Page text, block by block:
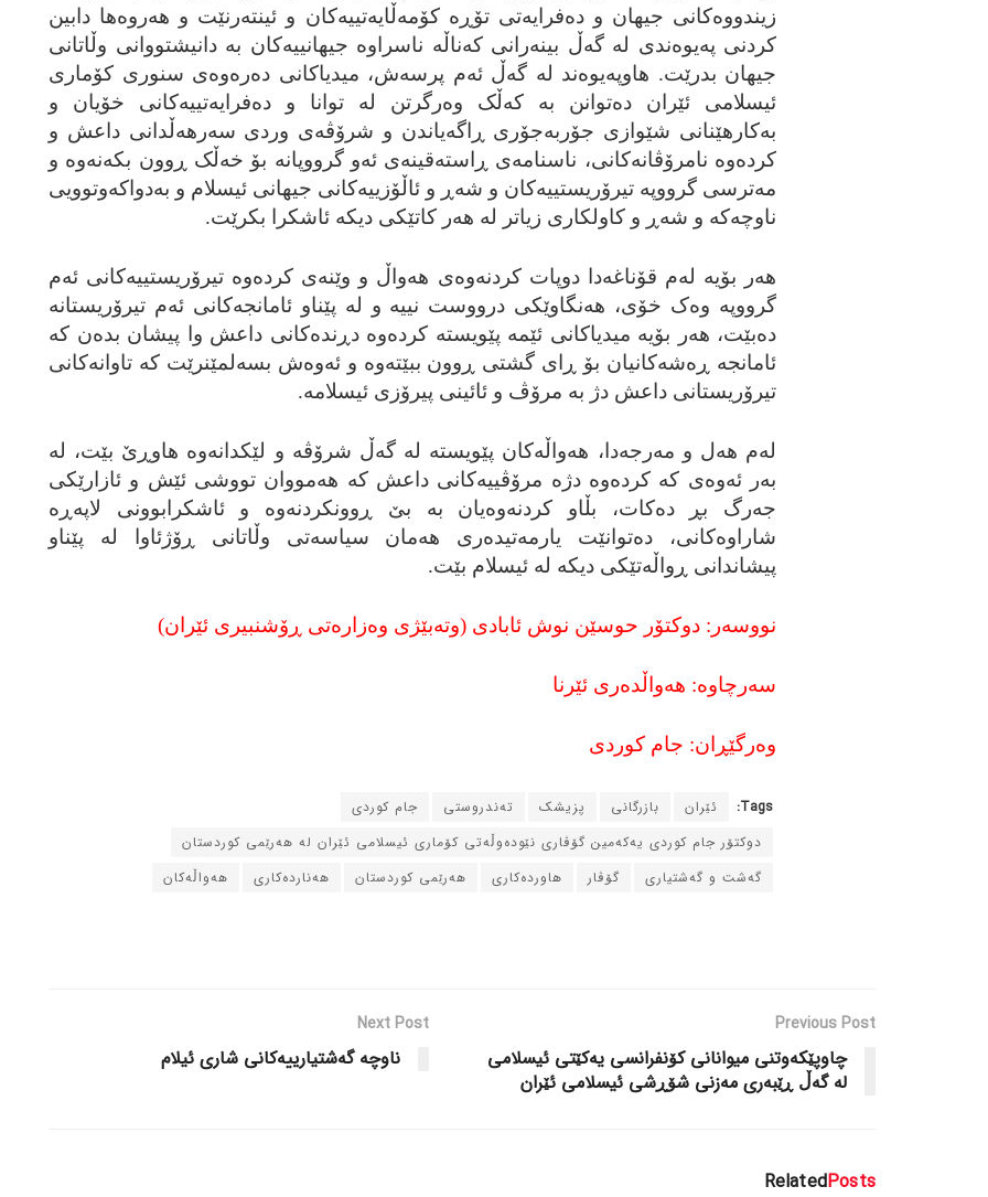
زیندووه‌کانی جیهان و ده‌فرایه‌تی تۆڕه‌ کۆمه‌ڵایه‌تییه‌کان و ئینته‌رنێت و هه‌روه‌ها دابین
کردنی په‌یوه‌ندی له‌ گه‌ڵ بینه‌رانی که‌ناڵه‌ ناسراوه‌ جیهانییه‌کان به‌ دانیشتووانی وڵاتانی
جیهان بدرێت. هاوپه‌یوه‌ند له‌ گه‌ڵ ئه‌م پرسه‌ش، میدیاکانی ده‌ره‌وه‌ی سنوری کۆماری
ئیسلامی ئێران ده‌توانن به‌ که‌ڵک وه‌رگرتن له‌ توانا و ده‌فرایه‌تییه‌کانی خۆیان و
به‌کارهێنانی شێوازی جۆربه‌جۆری ڕاگه‌یاندن و شرۆڤه‌ی وردی سه‌رهه‌ڵدانی داعش و
کرده‌وه‌ نامرۆڤانه‌کانی، ناسنامه‌ی ڕاسته‌قینه‌ی ئه‌و گرووپانه‌ بۆ خه‌ڵک ڕوون بکه‌نه‌وه‌‌ و
مه‌ترسی گرووپه‌ تیرۆریستییه‌کان و شه‌ڕ و ئاڵۆزییه‌کانی جیهانی ئیسلام و به‌دواکه‌وتوویی
ناوچه‌که‌ و شه‌ڕ و کاولکاری زیاتر له‌ هه‌ر کاتێکی دیکه‌ ئاشکرا بکرێت.
هه‌ر بۆیه‌ له‌م قۆناغه‌دا دوپات کردنه‌وه‌ی هه‌واڵ و وێنه‌ی کرده‌وه‌ تیرۆریستییه‌کانی ئه‌م
گرووپه‌ وه‌ک خۆی، هه‌نگاوێکی درووست نییه‌ و له‌ پێناو ئامانجه‌کانی ئه‌م تیرۆریستانه‌
ده‌بێت، هه‌ر بۆیه‌ میدیاکانی ئێمه‌ پێویسته‌ کرده‌وه‌ دڕنده‌کانی داعش وا پیشان بده‌ن که‌
ئامانجه‌ ڕه‌شه‌کانیان بۆ ڕای گشتی ڕوون ببێته‌وه‌ و ئه‌وه‌ش بسه‌لمێنرێت که‌ تاوانه‌کانی
تیرۆریستانی داعش دژ به‌ مرۆڤ و ئائینی پیرۆزی ئیسلامه‌.
له‌م هه‌ل و مه‌رجه‌دا، هه‌واڵه‌کان پێویسته‌ له‌ گه‌ڵ شرۆڤه‌ و لێکدانه‌وه‌ هاوڕێ بێت، له‌
به‌ر ئه‌وه‌ی که‌ کرده‌وه‌ دژه‌ مرۆڤییه‌کانی داعش که‌ هه‌مووان تووشی ئێش و ئازارێکی
جه‌رگ بڕ ده‌کات، بڵاو کردنه‌وه‌یان به‌ بێ ڕوونکردنه‌وه‌ و ئاشکرابوونی لاپه‌ڕه‌
شاراوه‌کانی، ده‌توانێت یارمه‌تیده‌ری هه‌مان سیاسه‌تی وڵاتانی ڕۆژئاوا له‌ پێناو
پیشاندانی ڕواڵه‌تێکی دیکه‌ له‌ ئیسلام بێت.
نووسه‌ر: دوکتۆر حوسێن نوش ئابادی (وته‌بێژی وه‌زاره‌تی ڕۆشنبیری ئێران)
سه‌رچاوه‌: هه‌واڵده‌ری ئێرنا
وه‌رگێڕان: جام کوردی
Tags: ئێران بازرگانی پزیشک ته‌ندروستی
جام کوردی
دوکتۆر جام کوردی یه‌که‌مین گۆڤاری نێوده‌وڵه‌تی کۆماری ئیسلامی ئێران له‌ هه‌رێمی کوردستان
گه‌شت و گه‌شتیاری
گۆڤار هاورده‌کاری هه‌رێمی کوردستان هه‌نارده‌کاری هه‌واڵه‌کان
Previous Post
چاوپێکه‌وتنی میوانانی کۆنفرانسی یه‌کێتی ئیسلامی
له‌ گه‌ڵ ڕێبه‌ری مه‌زنی شۆڕشی ئیسلامی ئێران
Next Post
ناوچە گەشتیارییەکانی شاری ئیلام
RelatedPosts